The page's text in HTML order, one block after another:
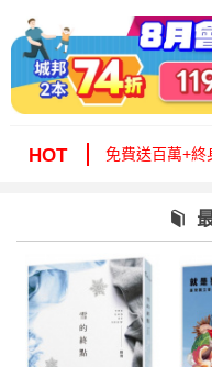
HOT
絕版35折，年
周年慶1折起！